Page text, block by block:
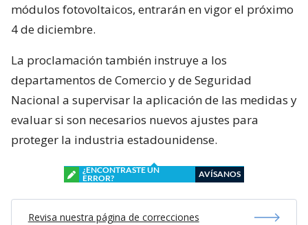
módulos fotovoltaicos, entrarán en vigor el próximo
4 de diciembre.
La proclamación también instruye a los
departamentos de Comercio y de Seguridad
Nacional a supervisar la aplicación de las medidas y
evaluar si son necesarios nuevos ajustes para
proteger la industria estadounidense.
¿ENCONTRASTE UN
ERROR?
AVÍSANOS
Revisa nuestra página de correcciones